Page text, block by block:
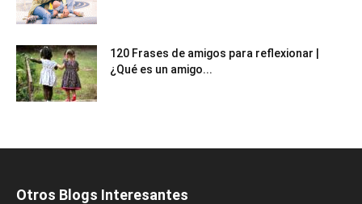
120 Frases de amigos para reflexionar |
¿Qué es un amigo...
Otros Blogs Interesantes